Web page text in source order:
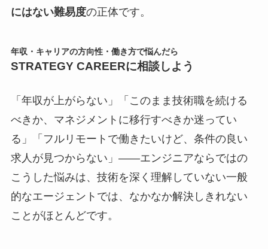
にはない難易度の正体です。
年収・キャリアの方向性・働き方で悩んだら
STRATEGY CAREERに相談しよう
「年収が上がらない」「このまま技術職を続ける
べきか、マネジメントに移行すべきか迷ってい
る」「フルリモートで働きたいけど、条件の良い
求人が見つからない」――エンジニアならではの
こうした悩みは、技術を深く理解していない一般
的なエージェントでは、なかなか解決しきれない
ことがほとんどです。